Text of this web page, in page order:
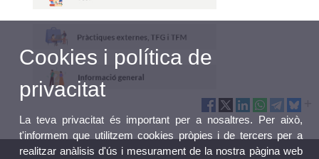
Cookies i política de
privacitat
La teva privacitat és important per a nosaltres. Per això,
t'informem que utilitzem cookies pròpies i de tercers per a
realitzar anàlisis d'ús i mesurament de la nostra pàgina web